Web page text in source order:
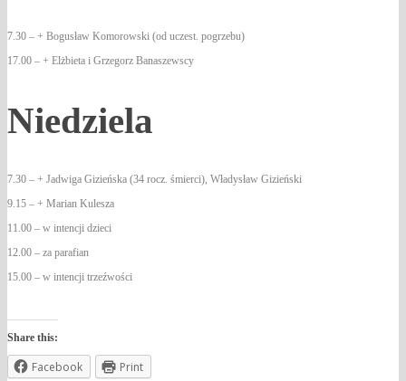
7.30 – + Bogusław Komorowski (od uczest. pogrzebu)
17.00 – + Elżbieta i Grzegorz Banaszewscy
Niedziela
7.30 – + Jadwiga Gizieńska (34 rocz. śmierci), Władysław Gizieński
9.15 – + Marian Kulesza
11.00 – w intencji dzieci
12.00 – za parafian
15.00 – w intencji trzeźwości
Share this:
Facebook Print